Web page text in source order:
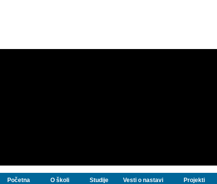
Početna O školi Studije Vesti o nastavi Projekti